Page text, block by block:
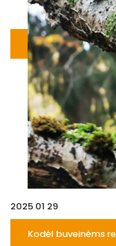
2025 01 29
Kodėl buveinėms